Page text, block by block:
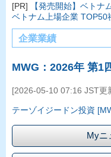
[PR]
【発売開始】ベト
ベトナム上場企業 TOP50
企業業績
MWG：2026年 第1
[2026-05-10 07:16 JST更
テーゾイジードン投資
Myニ